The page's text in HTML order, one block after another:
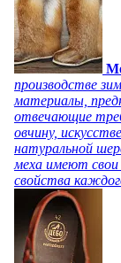
производстве
материалы,
отвечающие
овчину,
натуральной
меха имеют
свойства